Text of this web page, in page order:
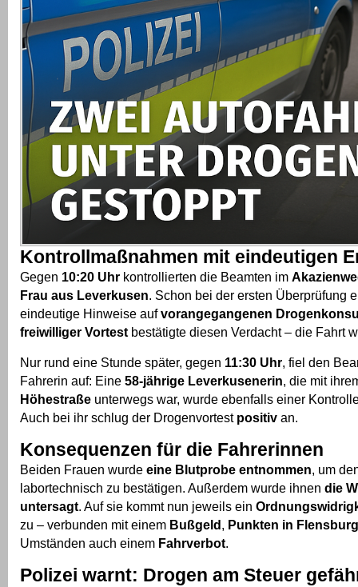
Kontrollmaßnahmen mit eindeutigen
Gegen 10:20 Uhr kontrollierten die Beamten im
Frau aus Leverkusen. Schon bei der ersten Überprüfung
eindeutige Hinweise aufvorangegangenen
freiwilliger Vortest bestätigte diesen Verdacht – die Fahrt
Nur rund eine Stunde später, gegen 11:30 Uhr, fiel den
Fahrerin auf: Eine 58-jährige Leverkusenerin, die mit
Höhestraße unterwegs war, wurde ebenfalls einer
Auch bei ihr schlug der Drogenvortest positiv an.
Konsequenzen für die Fahrerinnen
Beiden Frauen wurde eine Blutprobe entnommen, um
labortechnisch zu bestätigen. Außerdem wurde ihnen die
untersagt. Auf sie kommt nun jeweils ein
zu – verbunden mit einem Bußgeld, Punkten in Flensburg
Umständen auch einem Fahrverbot.
Polizei warnt: Drogen am Steuer